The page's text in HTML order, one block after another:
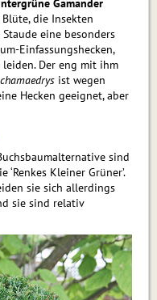
Gamander
die Insekten
eine besonders
Einfassungshecken,
Der eng mit ihm
ist wegen
Hecken geeignet, aber
sind
‘Renkes Kleiner ­Grü­ner’.
sie sich allerdings
sie sind relativ